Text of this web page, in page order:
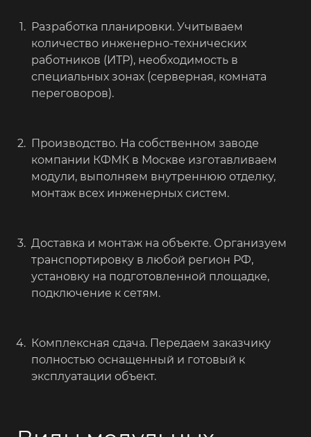
Разработка планировки. Учитываем
количество инженерно-технических
работников (ИТР), необходимость в
специальных зонах (серверная, комната
переговоров).
Производство. На собственном заводе
компании КФМК в Москве изготавливаем
модули, выполняем внутреннюю отделку,
монтаж всех инженерных систем.
Доставка и монтаж на объекте. Организуем
транспортировку в любой регион РФ,
установку на подготовленной площадке,
подключение к сетям.
Комплексная сдача. Передаем заказчику
полностью оснащенный и готовый к
эксплуатации объект.